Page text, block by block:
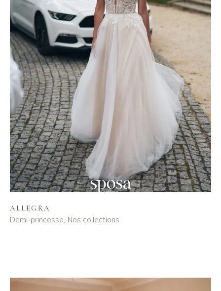
ALLEGRA
Demi-princesse Nos collections